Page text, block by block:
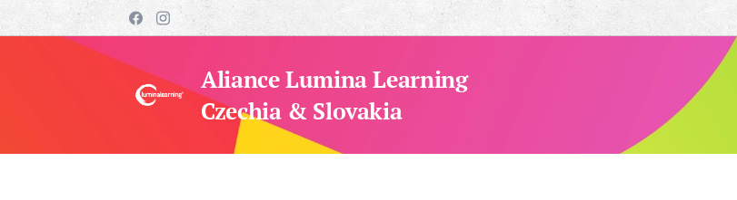
Aliance Lumina Learning
Czechia & Slovakia